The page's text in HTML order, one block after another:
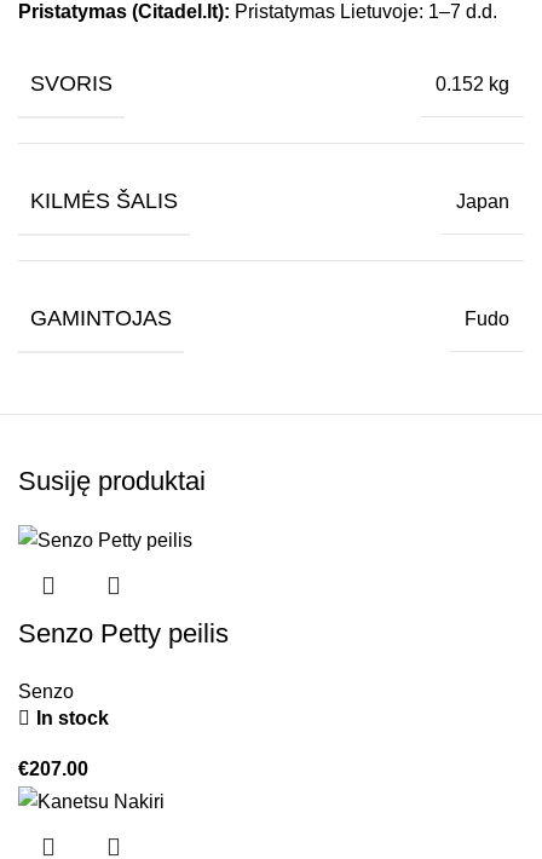
Pristatymas (Citadel.lt): Pristatymas Lietuvoje: 1–7 d.d.
SVORIS 0.152 kg
KILMĖS ŠALIS Japan
GAMINTOJAS Fudo
Susiję produktai
Senzo Petty peilis
Senzo
In stock
€207.00